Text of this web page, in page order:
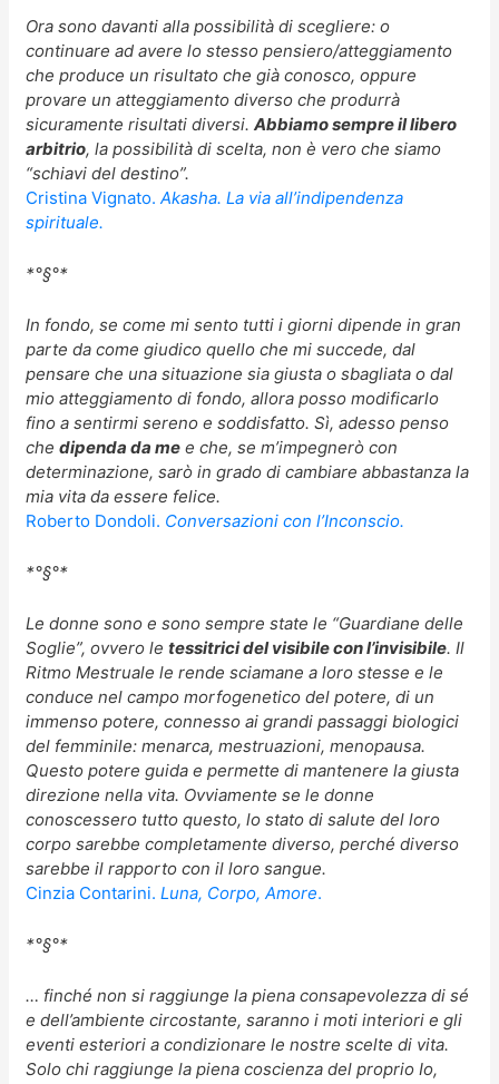
Ora sono davanti alla possibilità di scegliere: o
continuare ad avere lo stesso pensiero/atteggiamento
che produce un risultato che già conosco, oppure
provare un atteggiamento diverso che produrrà
sicuramente risultati diversi.Abbiamo sempre il libero
arbitrio, la possibilità di scelta, non è vero che siamo
“schiavi del destino”.
Cristina Vignato.Akasha. La via all’indipendenza
spirituale.
*°§°*
In fondo, se come mi sento tutti i giorni dipende in gran
parte da come giudico quello che mi succede, dal
pensare che una situazione sia giusta o sbagliata o dal
mio atteggiamento di fondo, allora posso modificarlo
fino a sentirmi sereno e soddisfatto. Sì, adesso penso
chedipenda da me e che, se m’impegnerò con
determinazione, sarò in grado di cambiare abbastanza la
mia vita da essere felice.
Roberto Dondoli. Conversazioni con l’Inconscio.
*°§°*
Le donne sono e sono sempre state le “Guardiane delle
Soglie”, ovvero letessitrici del visibile con l’invisibile. Il
Ritmo Mestruale le rende sciamane a loro stesse e le
conduce nel campo morfogenetico del potere, di un
immenso potere, connesso ai grandi passaggi biologici
del femminile: menarca, mestruazioni, menopausa.
Questo potere guida e permette di mantenere la giusta
direzione nella vita. Ovviamente se le donne
conoscessero tutto questo, lo stato di salute del loro
corpo sarebbe completamente diverso, perché diverso
sarebbe il rapporto con il loro sangue.
Cinzia Contarini.Luna, Corpo, Amore.
*°§°*
… finché non si raggiunge la piena consapevolezza di sé
e dell’ambiente circostante, saranno i moti interiori e gli
eventi esteriori a condizionare le nostre scelte di vita.
Solo chi raggiunge la piena coscienza del proprio Io,